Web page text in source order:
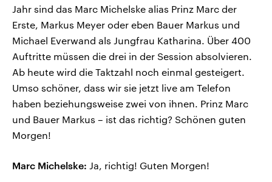
Jahr sind das Marc Michelske alias Prinz Marc der
Erste, Markus Meyer oder eben Bauer Markus und
Michael Everwand als Jungfrau Katharina. Über 400
Auftritte müssen die drei in der Session absolvieren.
Ab heute wird die Taktzahl noch einmal gesteigert.
Umso schöner, dass wir sie jetzt live am Telefon
haben beziehungsweise zwei von ihnen. Prinz Marc
und Bauer Markus – ist das richtig? Schönen guten
Morgen!
Marc Michelske: Ja, richtig! Guten Morgen!